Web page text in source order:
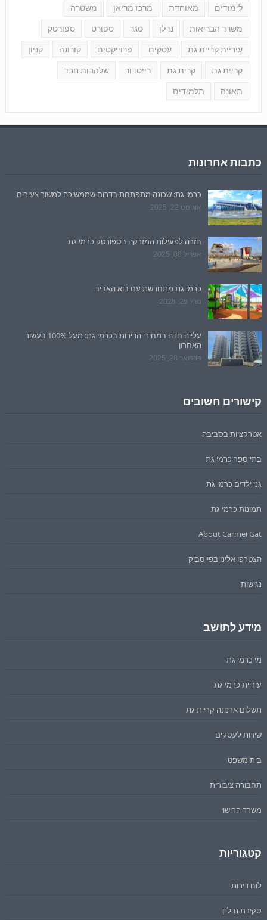
לימודים מאוחדת מרכז מריאן משטרה
משרד הבריאות נדלן סגר ספורט ספורטק
עיריית קריית גת עסקים פרוייקטים קורונה קניון
קריית גת קרית גת רייסדור שלהבות חבד
תאונה תלמידים
כתבות אחרונות
כרמי גת: שכונה מתפתחת בדרום שממשיכה למשוך צעירים
אוגוסט 22, 2025
חזרה לפעילות המזרקה בספורטק כרמי גת
אפריל 08, 2025
כרמי גת מתחדשת עם בוא האביב
מרץ 25, 2025
עלייה חדה במחירי הדירות בכרמי גת: מעל 100% בעשור
האחרון
פברואר 28, 2025
קישורים חשובים
אטרקציות בסביבה
בתי ספר כרמי גת
גני ילדים כרמי גת
תמונות כרמי גת
About Carmei Gat
הצטרפו אלינו בפייסבוק
נגישות
מידע לתושב
מי כרמי גת
עיריית כרמי גת
תשלום ארנונה קריית גת
שירות לעסקים
בית משפט
תחבורה ציבורית
משרד הרישוי
קטגוריות
לוח דירות
סקירת נדל"ן